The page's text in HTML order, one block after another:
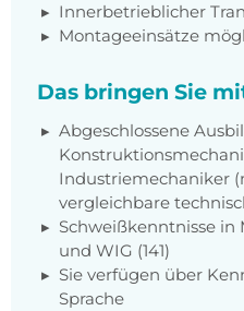
Innerbetrieblicher
Montageeinsätze
Das bringen Sie
Abgeschlossene
Industriemechaniker
vergleichbare
Schweißkenntnisse in
und WIG (141)
Sie verfügen über
Sprache